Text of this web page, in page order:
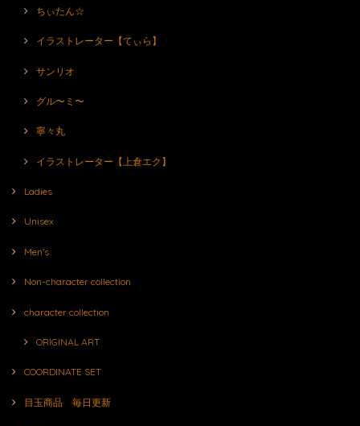
ちぃたん☆
イラストレーター【てぃら】
サンリオ
グル〜ミ〜
寧々丸
イラストレーター【上倉エク】
Ladies
Unisex
Men's
Non-character collection
character collection
ORIGINAL ART
COORDINATE SET
目玉商品 毎日更新